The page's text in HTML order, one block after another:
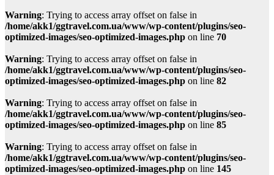
Warning: Trying to access array offset on false in
/home/akk1/ggtravel.com.ua/www/wp-content/plugins/seo-
optimized-images/seo-optimized-images.php on line 70
Warning: Trying to access array offset on false in
/home/akk1/ggtravel.com.ua/www/wp-content/plugins/seo-
optimized-images/seo-optimized-images.php on line 82
Warning: Trying to access array offset on false in
/home/akk1/ggtravel.com.ua/www/wp-content/plugins/seo-
optimized-images/seo-optimized-images.php on line 85
Warning: Trying to access array offset on false in
/home/akk1/ggtravel.com.ua/www/wp-content/plugins/seo-
optimized-images/seo-optimized-images.php on line 145